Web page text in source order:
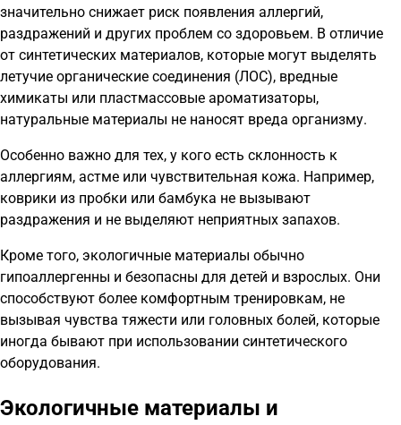
значительно снижает риск появления аллергий,
раздражений и других проблем со здоровьем. В отличие
от синтетических материалов, которые могут выделять
летучие органические соединения (ЛОС), вредные
химикаты или пластмассовые ароматизаторы,
натуральные материалы не наносят вреда организму.
Особенно важно для тех, у кого есть склонность к
аллергиям, астме или чувствительная кожа. Например,
коврики из пробки или бамбука не вызывают
раздражения и не выделяют неприятных запахов.
Кроме того, экологичные материалы обычно
гипоаллергенны и безопасны для детей и взрослых. Они
способствуют более комфортным тренировкам, не
вызывая чувства тяжести или головных болей, которые
иногда бывают при использовании синтетического
оборудования.
Экологичные материалы и